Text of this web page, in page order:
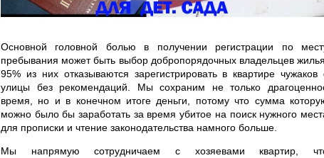
Основной головной болью в получении регистрации по
пребывания может быть выбор добропорядочных владельцев
95% из них отказываются зарегистрировать в квартире чужаков
улицы без рекомендаций. Мы сохраним не только
время, но и в конечном итоге деньги, потому что сумма
можно было бы заработать за время убитое на поиск нужного
для прописки и чтение законодательства намного больше.
Мы напрямую сотрудничаем с хозяевами квартир,